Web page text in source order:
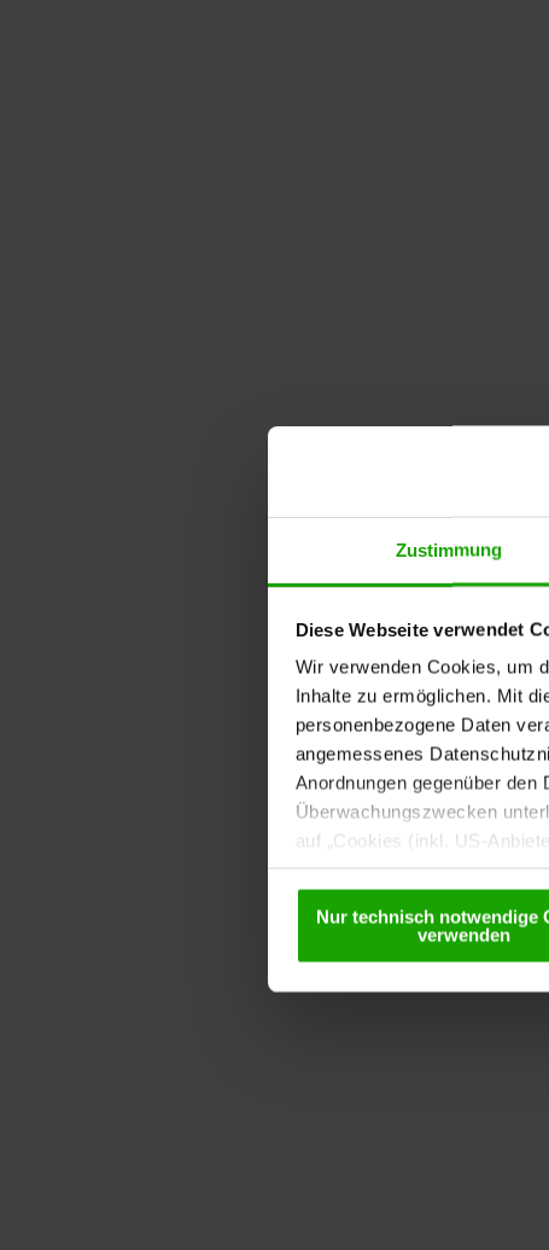
Zustimmung
Diese Webseite verwendet
Wir verwenden Cookies, um
Inhalte zu ermöglichen. Mit
personenbezogene Daten
angemessenes
Anordnungen gegenüber
Überwachungszwecken
auf „Cookies (inkl. US-
Nur technisch notwendige
verwenden